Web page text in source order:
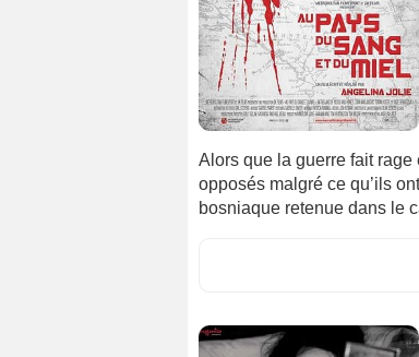
Alors que la guerre fait
opposés malgré ce qu’ils
bosniaque retenue dans le